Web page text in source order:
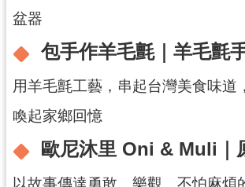
紹
相
連
結
政
府
資
盆器
包手作羊毛氈｜羊毛氈
用羊毛氈工藝，串起台灣美食味道
喚起家鄉回憶
歐尼沐里 Oni & Muli｜
以故事傳達勇敢、樂觀、不怕麻煩